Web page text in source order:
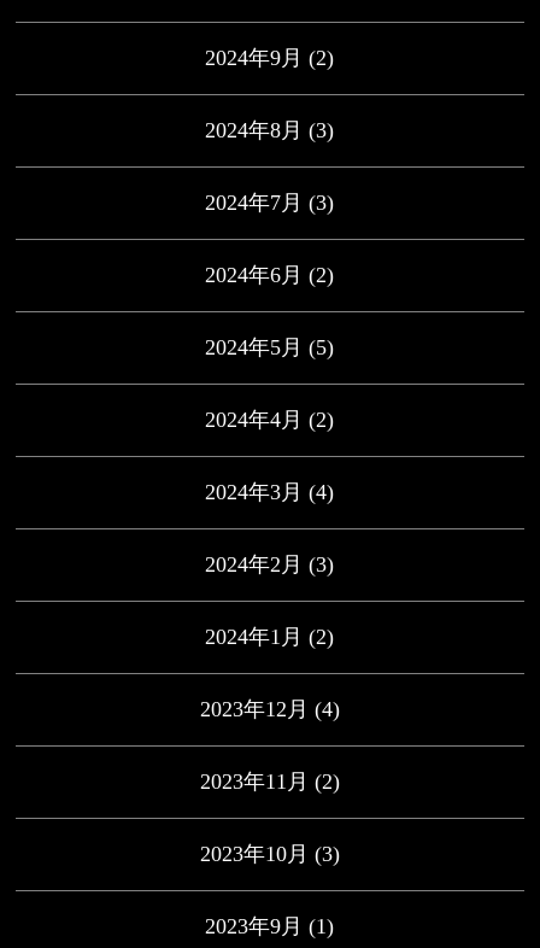
2024年9月 (2)
2024年8月 (3)
2024年7月 (3)
2024年6月 (2)
2024年5月 (5)
2024年4月 (2)
2024年3月 (4)
2024年2月 (3)
2024年1月 (2)
2023年12月 (4)
2023年11月 (2)
2023年10月 (3)
2023年9月 (1)